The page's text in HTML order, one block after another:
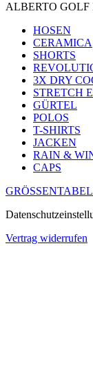
ALBERTO GOLF
HOSEN
CERAMICA
SHORTS
3X DRY
STRETCH
GÜRTEL
POLOS
T-SHIRTS
JACKEN
RAIN &
CAPS
Vertrag widerrufen